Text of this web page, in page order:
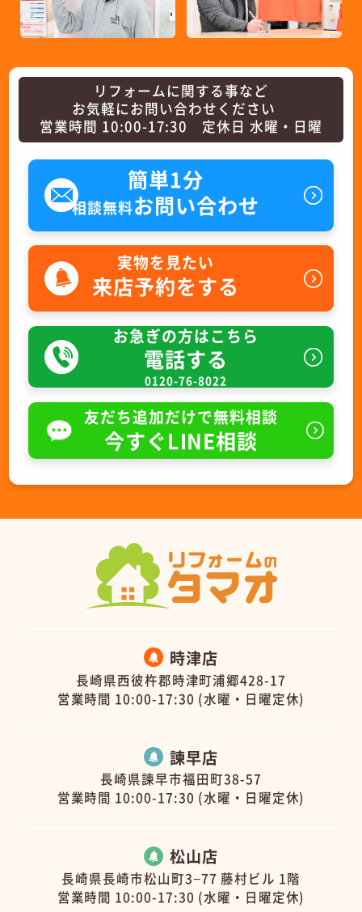
リフォームに関する事など
お気軽にお問い合わせください
営業時間 10:00-17:30 定休日 水曜・日曜
簡単1分
相談無料お問い合わせ
実物を見たい
来店予約をする
お急ぎの方はこちら
電話する
0120-76-8022
友だち追加だけで無料相談
今すぐLINE相談
時津店
長崎県西彼杵郡時津町浦郷428-17
営業時間 10:00-17:30 (水曜・日曜定休)
諫早店
長崎県諫早市福田町38-57
営業時間 10:00-17:30 (水曜・日曜定休)
松山店
長崎県長崎市松山町3−77 藤村ビル 1階
営業時間 10:00-17:30 (水曜・日曜定休)